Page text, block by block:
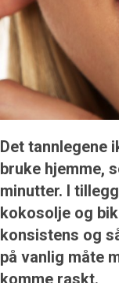
Det tannlegene
bruke hjemme,
minutter. I
kokosolje og
konsistens og
på vanlig måte
komme raskt.